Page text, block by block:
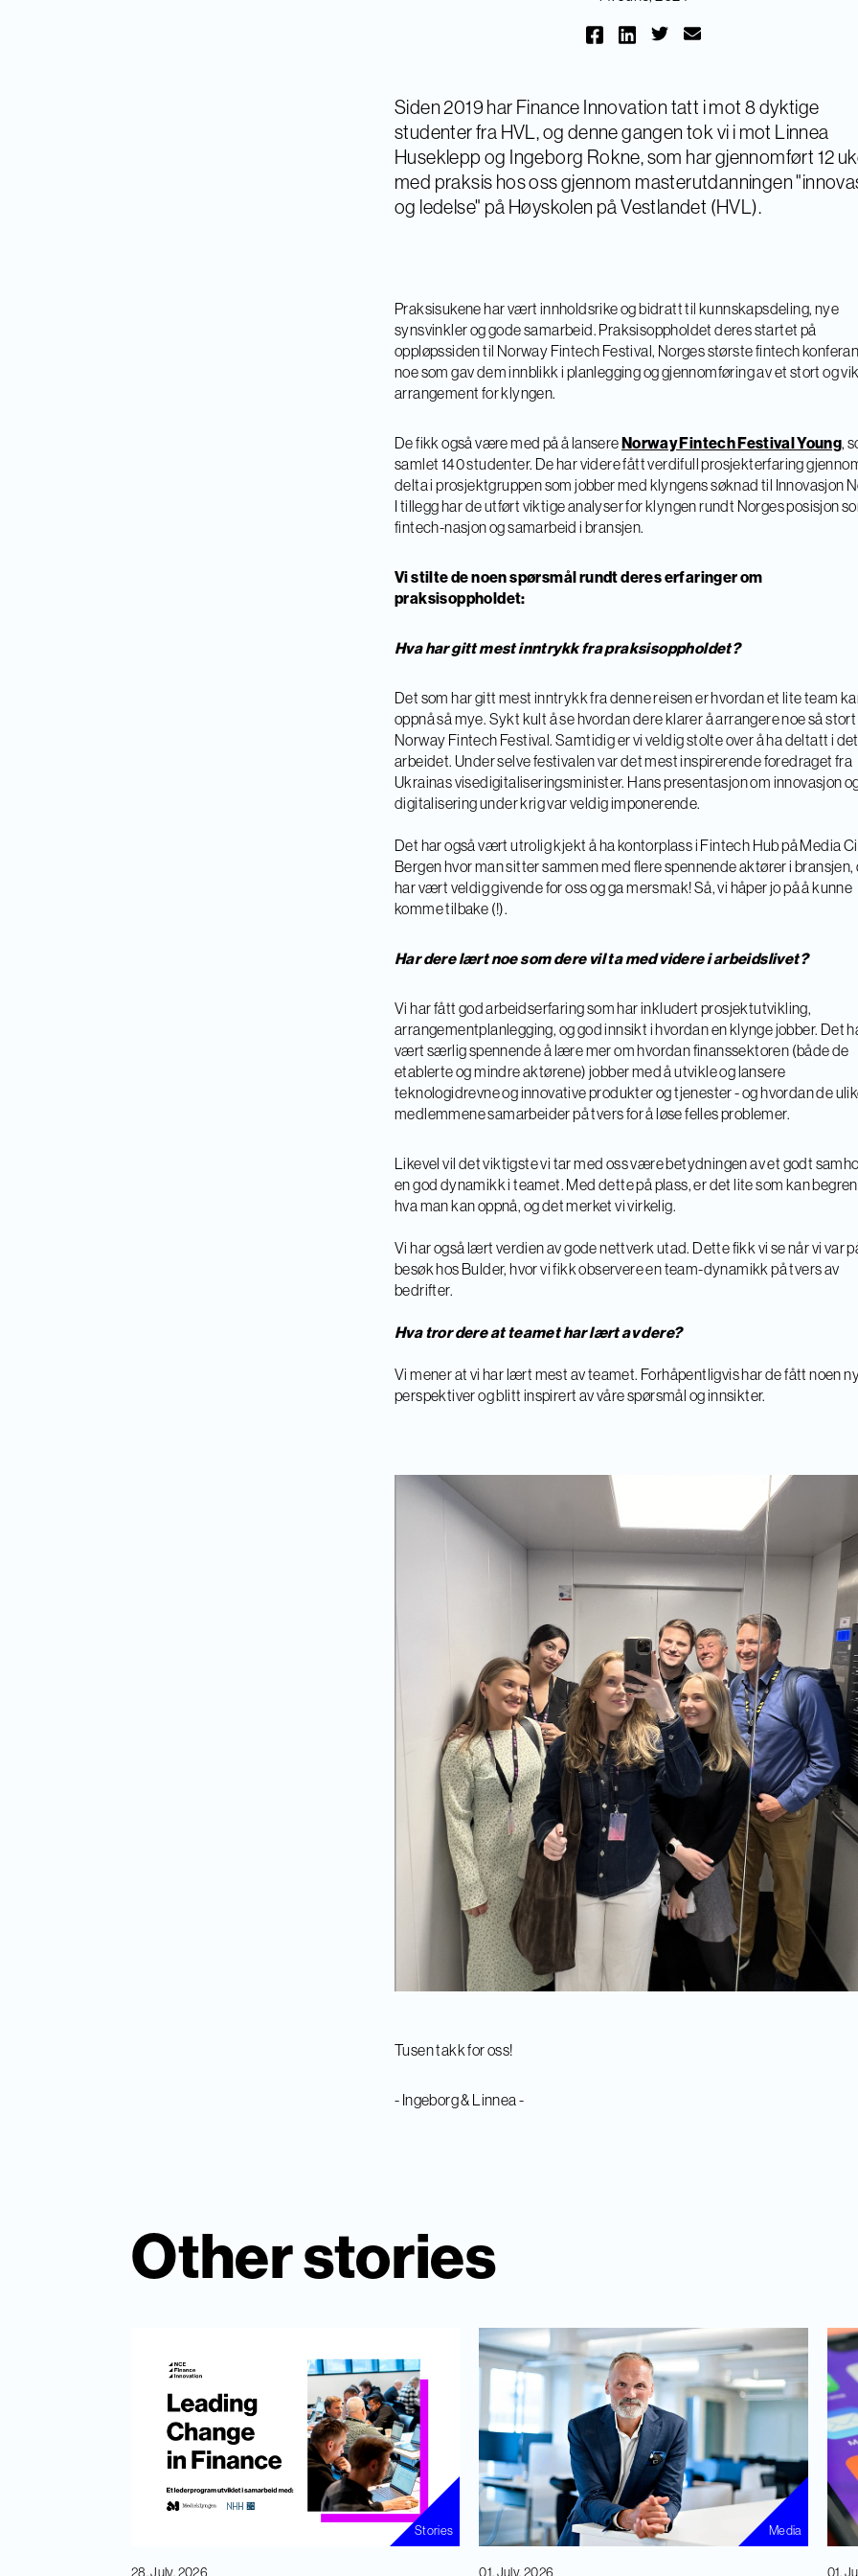
Siden 2019 har Finance Innovation tatt i mot 8 dyktige
studenter fra HVL, og denne gangen tok vi i mot Linnea
Huseklepp og Ingeborg Rokne, som har gjennomført 12
med praksis hos oss gjennom masterutdanningen
og ledelse" på Høyskolen på Vestlandet (HVL).
Praksisukene har vært innholdsrike og bidratt til kunnskapsdeling, nye
synsvinkler og gode samarbeid. Praksisoppholdet deres startet på
oppløpssiden til Norway Fintech Festival, Norges største fintech
noe som gav dem innblikk i planlegging og gjennomføring av et stort og
arrangement for klyngen.
De fikk også være med på å lansereNorway Fintech Festival Young,
samlet 140 studenter. De har videre fått verdifull prosjekterfaring
delta i prosjektgruppen som jobber med klyngens søknad til Innovasjon
I tillegg har de utført viktige analyser for klyngen rundt Norges posisjon
fintech-nasjon og samarbeid i bransjen.
Vi stilte de noen spørsmål rundt deres erfaringer om
praksisoppholdet:
Hva har gitt mest inntrykk fra praksisoppholdet?
Det som har gitt mest inntrykk fra denne reisen er hvordan et lite team
oppnå så mye. Sykt kult å se hvordan dere klarer å arrangere noe så
Norway Fintech Festival. Samtidig er vi veldig stolte over å ha deltatt i
arbeidet. Under selve festivalen var det mest inspirerende foredraget fra
Ukrainas visedigitaliseringsminister. Hans presentasjon om innovasjon
digitalisering under krig var veldig imponerende.
Det har også vært utrolig kjekt å ha kontorplass i Fintech Hub på Media
Bergen hvor man sitter sammen med flere spennende aktører i bransjen,
har vært veldig givende for oss og ga mersmak! Så, vi håper jo på å kunne
komme tilbake (!).
Har dere lært noe som dere vil ta med videre i arbeidslivet?
Vi har fått god arbeidserfaring som har inkludert prosjektutvikling,
arrangementplanlegging, og god innsikt i hvordan en klynge jobber. Det
vært særlig spennende å lære mer om hvordan finanssektoren (både de
etablerte og mindre aktørene) jobber med å utvikle og lansere
teknologidrevne og innovative produkter og tjenester - og hvordan de
medlemmene samarbeider på tvers for å løse felles problemer.
Likevel vil det viktigste vi tar med oss være betydningen av et godt
en god dynamikk i teamet. Med dette på plass, er det lite som kan
hva man kan oppnå, og det merket vi virkelig.
Vi har også lært verdien av gode nettverk utad. Dette fikk vi se når vi var
besøk hos Bulder, hvor vi fikk observere en team-dynamikk på tvers av
bedrifter.
Hva tror dere at teamet har lært av dere?
Vi mener at vi har lært mest av teamet. Forhåpentligvis har de fått noen
perspektiver og blitt inspirert av våre spørsmål og innsikter.
Tusen takk for oss!
- Ingeborg & Linnea -
Other stories
Stories Media